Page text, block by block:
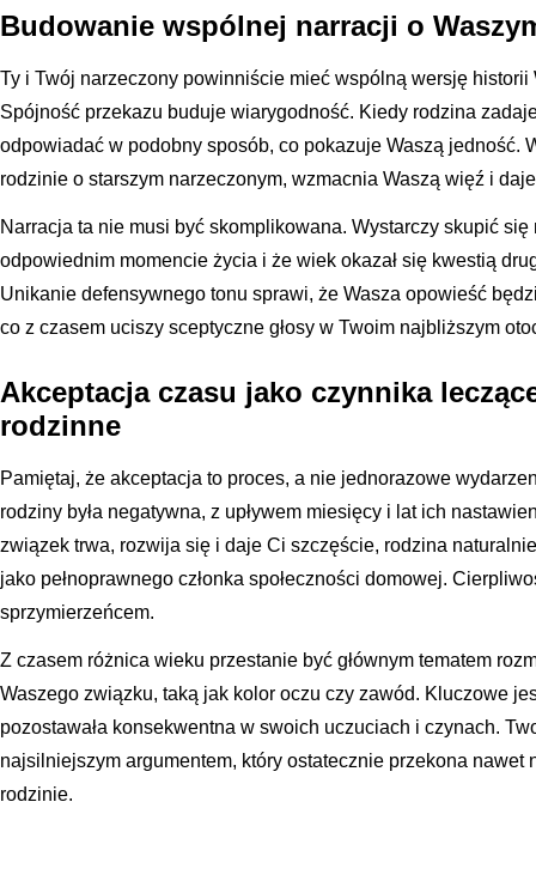
Budowanie wspólnej narracji o
Ty i Twój narzeczony powinniście mieć wspólną wersję
Spójność przekazu buduje wiarygodność. Kiedy rodzina
odpowiadać w podobny sposób, co pokazuje Waszą jedność.
rodzinie o starszym narzeczonym, wzmacnia Waszą więź i
Narracja ta nie musi być skomplikowana. Wystarczy skupić
odpowiednim momencie życia i że wiek okazał się kwestią
Unikanie defensywnego tonu sprawi, że Wasza opowieść
co z czasem uciszy sceptyczne głosy w Twoim najbliższym
Akceptacja czasu jako czynnika
rodzinne
Pamiętaj, że akceptacja to proces, a nie jednorazowe
rodziny była negatywna, z upływem miesięcy i lat ich
związek trwa, rozwija się i daje Ci szczęście, rodzina
jako pełnoprawnego członka społeczności domowej.
sprzymierzeńcem.
Z czasem różnica wieku przestanie być głównym tematem
Waszego związku, taką jak kolor oczu czy zawód. Kluczowe
pozostawała konsekwentna w swoich uczuciach i czynach.
najsilniejszym argumentem, który ostatecznie przekona
rodzinie.